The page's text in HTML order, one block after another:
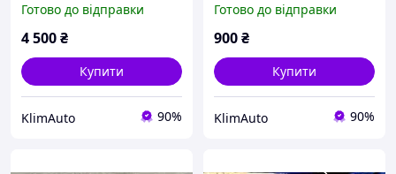
Готово до відправки
4 500₴
Купити
KlimAuto 90%
CR-V 4 (2012-2015) 74107-
T7W-A010 Деф.
Готово до відправки
900₴
Купити
KlimAuto 90%